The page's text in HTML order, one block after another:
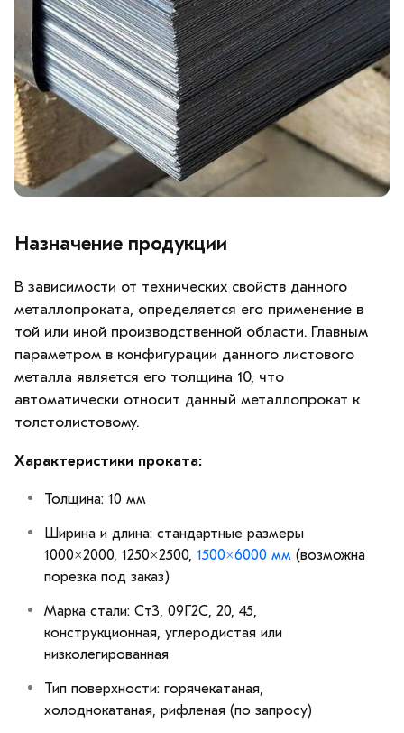
Назначение продукции
В зависимости от технических свойств данного
металлопроката, определяется его применение в
той или иной производственной области. Главным
параметром в конфигурации данного листового
металла является его толщина 10, что
автоматически относит данный металлопрокат к
толстолистовому.
Характеристики проката:
Толщина: 10 мм
Ширина и длина: стандартные размеры
1000×2000, 1250×2500, 1500×6000 мм (возможна
порезка под заказ)
Марка стали: Ст3, 09Г2С, 20, 45,
конструкционная, углеродистая или
низколегированная
Тип поверхности: горячекатаная,
холоднокатаная, рифленая (по запросу)